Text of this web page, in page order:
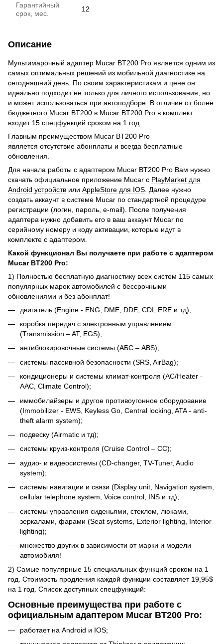
Гарантийный
срок, мес.
12
Описание
Мультимарочный адаптер Mucar BT200 Pro является одним из
самых оптимальных решений из мобильной диагностике на
сегодняшний день. По своим характеристикам и цене он
идеально подходит не только для личного использования, но
и может использоваться при автоподборе. В отличие от более
бюджетного Mucar BT200 в Mucar BT200 Pro в комплект
входит 15 спецфункций сроком на 1 год.
Главным преимуществом Mucar BT200 Pro
является отсутствие абонплаты и всегда бесплатные
обновления.
Для начала работы с адаптером Mucar BT200 Pro Вам нужно
скачать официальное приложение Mucar с PlayMarket для
Android устройств или AppleStore для IOS . Далее нужно
создать аккаунт в системе Mucar по стандартной процедуре
регистрации (логин, пароль, e-mail). После получения
адаптера нужно добавить его в ваш аккаунт Mucar по
серийному номеру и коду активации, которые идут в
комплекте с адаптером.
Какой функционал Вы получаете при работе с адаптером
Mucar BT200 Pro:
1) Полностью бесплатную диагностику всех систем 115 самых
популярных марок автомобилей с бессрочными
обновлениями и без абонплат!
двигатель (Engine - ENG, DME, DDE, CDI, ERE и тд);
коробка передач с электронным управлением
(Transmission – AT, EGS);
антиблокировочные системы (АБС – ABS);
системы пассивной безопасности (SRS, AirBag);
кондиционеры и системы климат-контроля (AC/Heater -
AAC, Climate Control);
иммобилайзеры и другое противоугонное оборудование
(Immobilizer - EWS, Keyless Go, Central locking, ATA - anti-
theft alarm system);
подвеску (Airmatic и тд);
системы круиз-контроля (Cruise Control – CC);
аудио- и видеосистемы (CD-changer, TV-Tuner, Audio
system);
системы навигации и связи (Display unit, Navigation system,
cellular telephone system, Voice control, INS и тд);
системы управления сиденьями, стеклом, люками,
зеркалами, фарами (Seat systems, Exterior lighting, Interior
lighting);
множество других в зависимости от марки и модели
автомобиля!
2) Cамые популярные 15 специальных функций сроком на 1
год. Стоимость продления каждой функции составляет 19,95$
на 1 год. Список доступных спецфункций:
Основные преимущества при работе с
официальным адаптером Mucar BT200 Pro:
работает на Android и IOS;